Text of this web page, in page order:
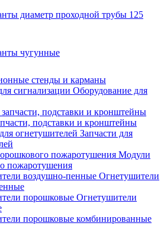
диаметр проходной трубы 125
чугунные
стенды и карманы
Оборудование для
подставки и кронштейны
Запчасти для
Модули
пожаротушения
Огнетушители
Огнетушители